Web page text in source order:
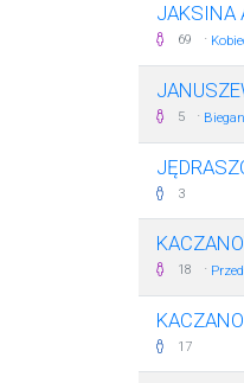
JAKSINA
69 ·
5 ·
3
18 ·
17